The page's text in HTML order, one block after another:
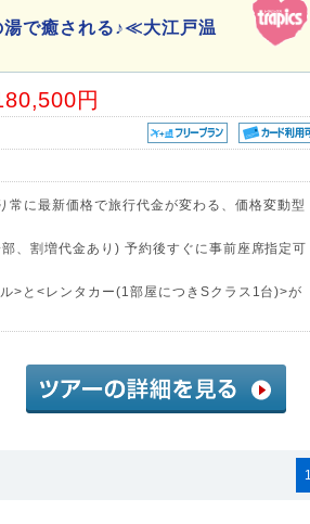
湯で癒される♪≪大江戸温
円
常に最新価格で旅行代金が変わる、価格変動型
、割増代金あり) 予約後すぐに事前座席指定可
>と<レンタカー(1部屋につきSクラス1台)>が
1